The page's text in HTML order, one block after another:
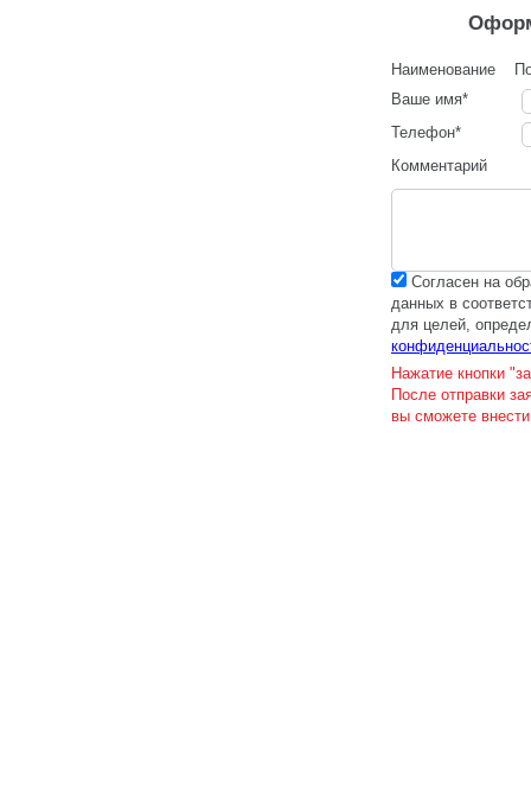
Наименование
Ваше имя*
Телефон*
Комментарий
Cогласен на
данных в
для целей,
Нажатие кнопки
После отправки
вы сможете